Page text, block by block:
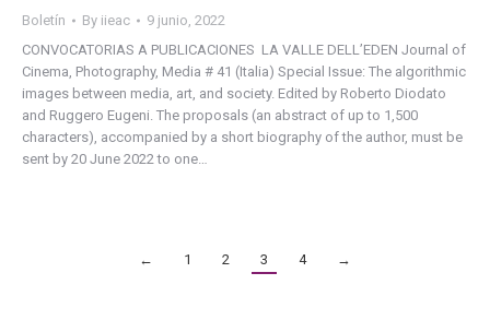
Boletín By iieac
9 junio, 2022
CONVOCATORIAS A PUBLICACIONES LA VALLE DELL’EDEN Journal of
Cinema, Photography, Media # 41 (Italia) Special Issue: The algorithmic
images between media, art, and society. Edited by Roberto Diodato
and Ruggero Eugeni. The proposals (an abstract of up to 1,500
characters), accompanied by a short biography of the author, must be
sent by 20 June 2022 to one…
← 1 2 3 4 →